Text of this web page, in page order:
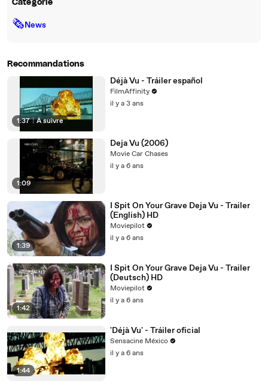
Catégorie
🗞News
Recommandations
1:37 | À suivre
Déjà Vu - Tráiler español
FilmAffinity
il y a 3 ans
1:09
Deja Vu (2006)
Movie Car Chases
il y a 6 ans
1:39
I Spit On Your Grave Deja Vu - Trailer
(English) HD
Moviepilot
il y a 6 ans
1:42
I Spit On Your Grave Deja Vu - Trailer
(Deutsch) HD
Moviepilot
il y a 6 ans
1:44
'Déjà Vu' - Tráiler oficial
Sensacine México
il y a 6 ans